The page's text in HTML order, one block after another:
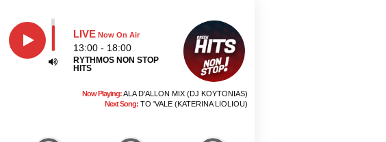
LIVE Now On Air
13:00 - 18:00
RYTHMOS NON STOP
HITS
Now Playing:ALA D'ALLON MIX (DJ KOYTONIAS)
Next Song: TO 'VALE (KATERINA LIOLIOU)